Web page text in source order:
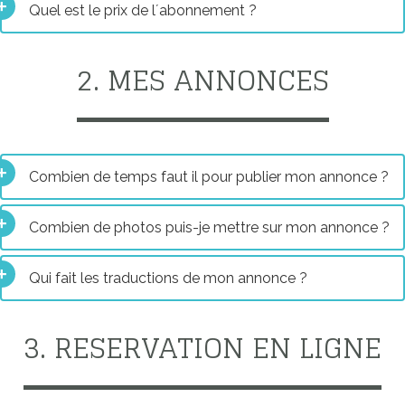
Quel est le prix de l´abonnement ?
2. MES ANNONCES
Combien de temps faut il pour publier mon annonce ?
Combien de photos puis-je mettre sur mon annonce ?
Qui fait les traductions de mon annonce ?
3. RESERVATION EN LIGNE